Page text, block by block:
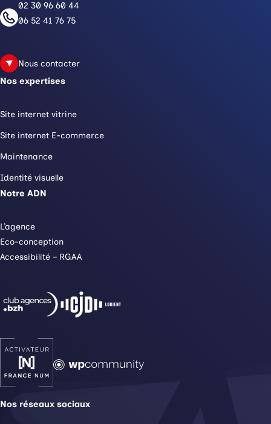
02 30 96 60 44
06 52 41 76 75
Nous contacter
Nos expertises
Site internet vitrine
Site internet E-commerce
Maintenance
Identité visuelle
Notre ADN
L’agence
Eco-conception
Accessibilité – RGAA
Nos réseaux sociaux